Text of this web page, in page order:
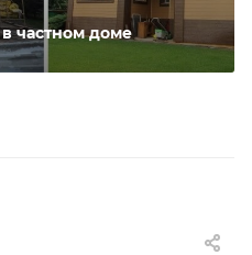
частном доме